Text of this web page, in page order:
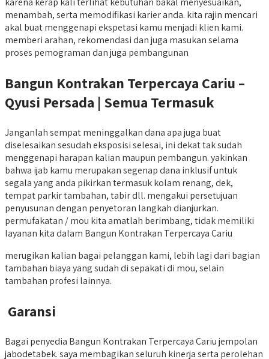
menambah, serta memodifikasi karier anda. kita rajin mencari
akal buat menggenapi ekspetasi kamu menjadi klien kami.
memberi arahan, rekomendasi dan juga masukan selama
proses pemograman dan juga pembangunan
Bangun Kontrakan Terpercaya Cariu –
Qyusi Persada | Semua Termasuk
Janganlah sempat meninggalkan dana apa juga buat
diselesaikan sesudah eksposisi selesai, ini dekat tak sudah
menggenapi harapan kalian maupun pembangun. yakinkan
bahwa ijab kamu merupakan segenap dana inklusif untuk
segala yang anda pikirkan termasuk kolam renang, dek,
tempat parkir tambahan, tabir dll. mengakui persetujuan
penyusunan dengan penyetoran langkah dianjurkan.
permufakatan / mou kita amatlah berimbang, tidak memiliki
layanan kita dalam Bangun Kontrakan Terpercaya Cariu
merugikan kalian bagai pelanggan kami, lebih lagi dari bagian
tambahan biaya yang sudah di sepakati di mou, selain
tambahan profesi lainnya.
Garansi
Bagai penyedia Bangun Kontrakan Terpercaya Cariu jempolan
jabodetabek. saya membagikan seluruh kinerja serta perolehan